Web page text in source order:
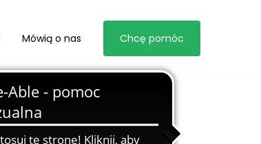
Mówią o nas Chcę pomóc